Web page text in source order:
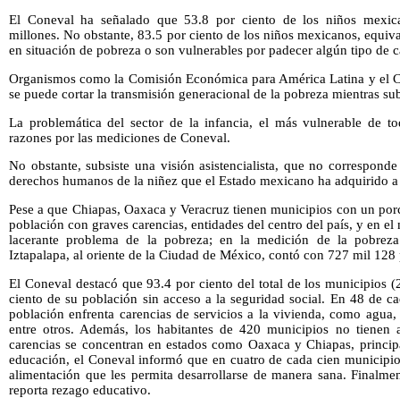
El Coneval ha señalado que 53.8 por ciento de los niños
millones. No obstante, 83.5 por ciento de los niños mexicanos,
en situación de pobreza o son vulnerables por padecer algún tipo de
Organismos como la Comisión Económica para América Latina y el
se puede cortar la transmisión generacional de la pobreza mientras
La problemática del sector de la infancia, el más vulnerable de
razones por las mediciones de Coneval.
No obstante, subsiste una visión asistencialista, que no
derechos humanos de la niñez que el Estado mexicano ha adquirido
Pese a que Chiapas, Oaxaca y Veracruz tienen municipios con un
población con graves carencias, entidades del centro del país, y en
lacerante problema de la pobreza; en la medición de la
Iztapalapa, al oriente de la Ciudad de México, contó con 727 mil 128
El Coneval destacó que 93.4 por ciento del total de los municipios
ciento de su población sin acceso a la seguridad social. En 48 de
población enfrenta carencias de servicios a la vivienda, como
entre otros. Además, los habitantes de 420 municipios no tienen
carencias se concentran en estados como Oaxaca y Chiapas,
educación, el Coneval informó que en cuatro de cada cien
alimentación que les permita desarrollarse de manera sana.
reporta rezago educativo.